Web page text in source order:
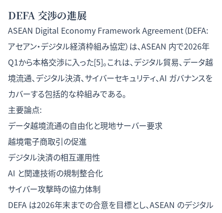
DEFA 交渉の進展
ASEAN Digital Economy Framework Agreement（DEFA:
アセアン・デジタル経済枠組み協定）は、ASEAN 内で2026年
Q1から本格交渉に入った[5]。これは、デジタル貿易、データ越
境流通、デジタル決済、サイバーセキュリティ、AI ガバナンスを
カバーする包括的な枠組みである。
主要論点:
データ越境流通の自由化と現地サーバー要求
越境電子商取引の促進
デジタル決済の相互運用性
AI と関連技術の規制整合化
サイバー攻撃時の協力体制
DEFA は2026年末までの合意を目標とし、ASEAN のデジタル